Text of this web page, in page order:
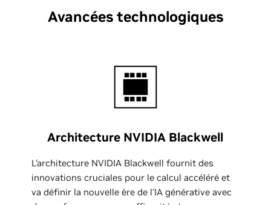
Avancées technologiques
Architecture NVIDIA Blackwell
L’architecture NVIDIA Blackwell fournit des
innovations cruciales pour le calcul accéléré et
va définir la nouvelle ère de l'IA générative avec